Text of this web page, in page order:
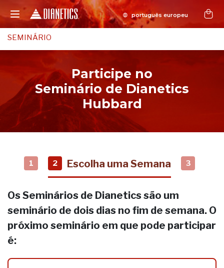
SEMINÁRIO
Participe no
Seminário de Dianetics
Hubbard
1 2 Escolha uma Semana 3
Os Seminários de Dianetics são um
seminário de dois dias no fim de semana. O
próximo seminário em que pode participar
é: